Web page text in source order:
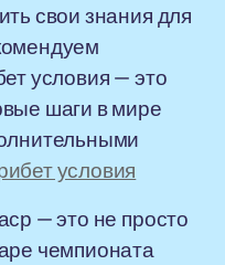
свои знания для
условия — это
шаги в мире
условия
— это не просто
чемпионата